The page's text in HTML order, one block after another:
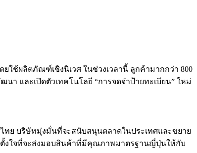
ใช้ผลิตภัณฑ์เชิงนิเวศ ในช่วงเวลานี้ ลูกค้ามากกว่า 800
า และเปิดตัวเทคโนโลยี “การจดจำป้ายทะเบียน” ใหม่
ทย บริษัทมุ่งมั่นที่จะสนับสนุนตลาดในประเทศและขยาย
ตั้งใจที่จะส่งมอบสินค้าที่มีคุณภาพมาตรฐานญี่ปุ่นให้กับ